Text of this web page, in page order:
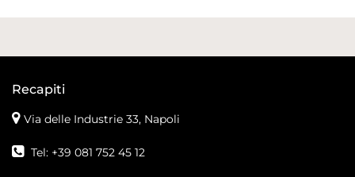
Recapiti
Via delle Industrie 33, Napoli
Tel: +39 081 752 45 12